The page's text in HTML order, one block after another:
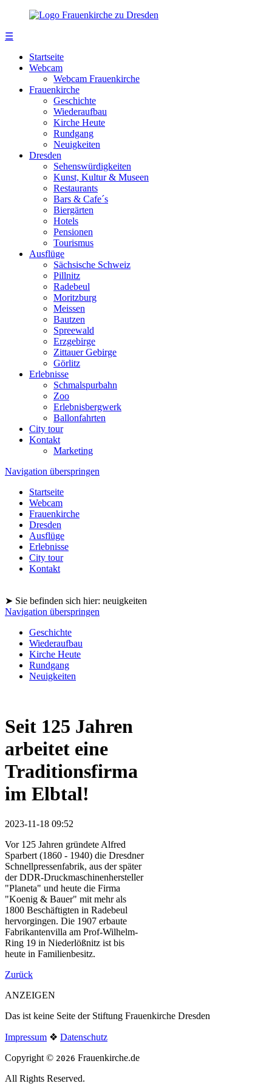
☰
Startseite
Webcam
Webcam Frauenkirche
Frauenkirche
Geschichte
Wiederaufbau
Kirche Heute
Rundgang
Neuigkeiten
Dresden
Sehenswürdigkeiten
Kunst, Kultur & Museen
Restaurants
Bars & Cafe´s
Biergärten
Hotels
Pensionen
Tourismus
Ausflüge
Sächsische Schweiz
Pillnitz
Radebeul
Moritzburg
Meissen
Bautzen
Spreewald
Erzgebirge
Zittauer Gebirge
Görlitz
Erlebnisse
Schmalspurbahn
Zoo
Erlebnisbergwerk
Ballonfahrten
City tour
Kontakt
Marketing
Navigation überspringen
Startseite
Webcam
Frauenkirche
Dresden
Ausflüge
Erlebnisse
City tour
Kontakt
➤ Sie befinden sich hier: neuigkeiten
Navigation überspringen
Geschichte
Wiederaufbau
Kirche Heute
Rundgang
Neuigkeiten
Seit 125 Jahren
arbeitet eine
Traditionsfirma
im Elbtal!
2023-11-18 09:52
Vor 125 Jahren gründete Alfred
Sparbert (1860 - 1940) die Dresdner
Schnellpressenfabrik, aus der später
der DDR-Druckmaschinenhersteller
"Planeta" und heute die Firma
"Koenig & Bauer" mit mehr als
1800 Beschäftigten in Radebeul
hervorgingen. Die 1907 erbaute
Fabrikantenvilla am Prof-Wilhelm-
Ring 19 in Niederlößnitz ist bis
heute in Familienbesitz.
Zurück
ANZEIGEN
Das ist keine Seite der Stiftung Frauenkirche Dresden
Impressum ❖ Datenschutz
Copyright © 2026 Frauenkirche.de
All Rights Reserved.